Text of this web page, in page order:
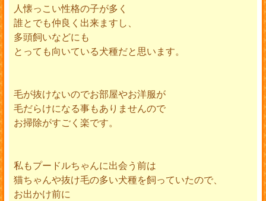
人懐っこい性格の子が多く
誰とでも仲良く出来ますし、
多頭飼いなどにも
とっても向いている犬種だと思います。
毛が抜けないのでお部屋やお洋服が
毛だらけになる事もありませんので
お掃除がすごく楽です。
私もプードルちゃんに出会う前は
猫ちゃんや抜け毛の多い犬種を飼っていたので、
お出かけ前に